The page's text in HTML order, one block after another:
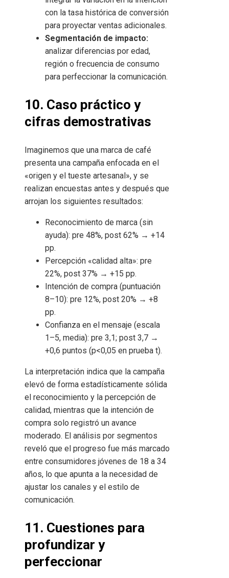
con la tasa histórica de conversión
para proyectar ventas adicionales.
Segmentación de impacto:
analizar diferencias por edad,
región o frecuencia de consumo
para perfeccionar la comunicación.
10. Caso práctico y
cifras demostrativas
Imaginemos que una marca de café
presenta una campaña enfocada en el
«origen y el tueste artesanal», y se
realizan encuestas antes y después que
arrojan los siguientes resultados:
Reconocimiento de marca (sin
ayuda): pre 48%, post 62% → +14
pp.
Percepción «calidad alta»: pre
22%, post 37% → +15 pp.
Intención de compra (puntuación
8–10): pre 12%, post 20% → +8
pp.
Confianza en el mensaje (escala
1–5, media): pre 3,1; post 3,7 →
+0,6 puntos (p<0,05 en prueba t).
La interpretación indica que la campaña
elevó de forma estadísticamente sólida
el reconocimiento y la percepción de
calidad, mientras que la intención de
compra solo registró un avance
moderado. El análisis por segmentos
reveló que el progreso fue más marcado
entre consumidores jóvenes de 18 a 34
años, lo que apunta a la necesidad de
ajustar los canales y el estilo de
comunicación.
11. Cuestiones para
profundizar y
perfeccionar